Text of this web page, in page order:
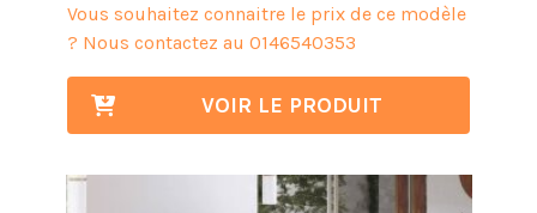
Vous souhaitez connaitre le prix de ce modèle
? Nous contactez au 0146540353
VOIR LE PRODUIT